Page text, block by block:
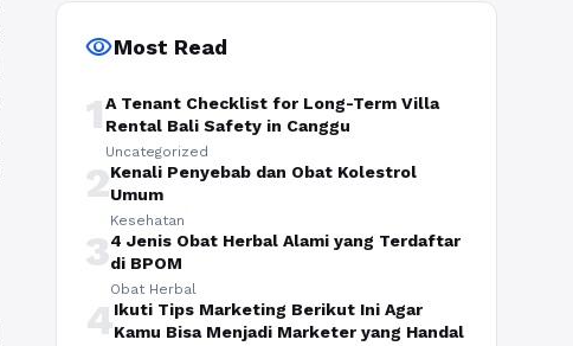
visibilityMost Read
1A Tenant Checklist for Long-Term Villa
Rental Bali Safety in Canggu
Uncategorized
2Kenali Penyebab dan Obat Kolestrol
Umum
Kesehatan
34 Jenis Obat Herbal Alami yang Terdaftar
di BPOM
Obat Herbal
4Ikuti Tips Marketing Berikut Ini Agar
Kamu Bisa Menjadi Marketer yang Handal